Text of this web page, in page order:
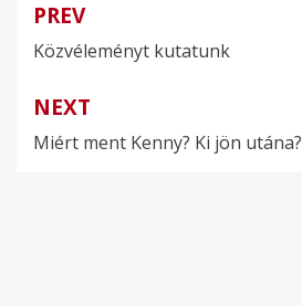
Bejegyzés
navigáció
PREV
Közvéleményt kutatunk
NEXT
Miért ment Kenny? Ki jön utána?